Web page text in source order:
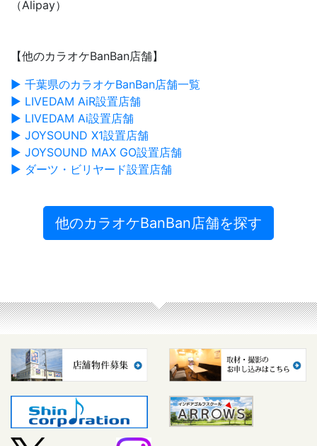
（Alipay）
【他のカラオケBanBan店舗】
▶ 千葉県のカラオケBanBan店舗一覧
▶ LIVEDAM AiR設置店舗
▶ LIVEDAM Ai設置店舗
▶ JOYSOUND X1設置店舗
▶ JOYSOUND MAX GO設置店舗
▶ ダーツ・ビリヤード設置店舗
他のカラオケBanBan店舗を探す